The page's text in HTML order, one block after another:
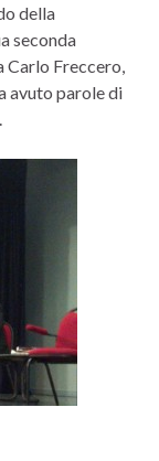
della
seconda
Carlo Freccero,
avuto parole di